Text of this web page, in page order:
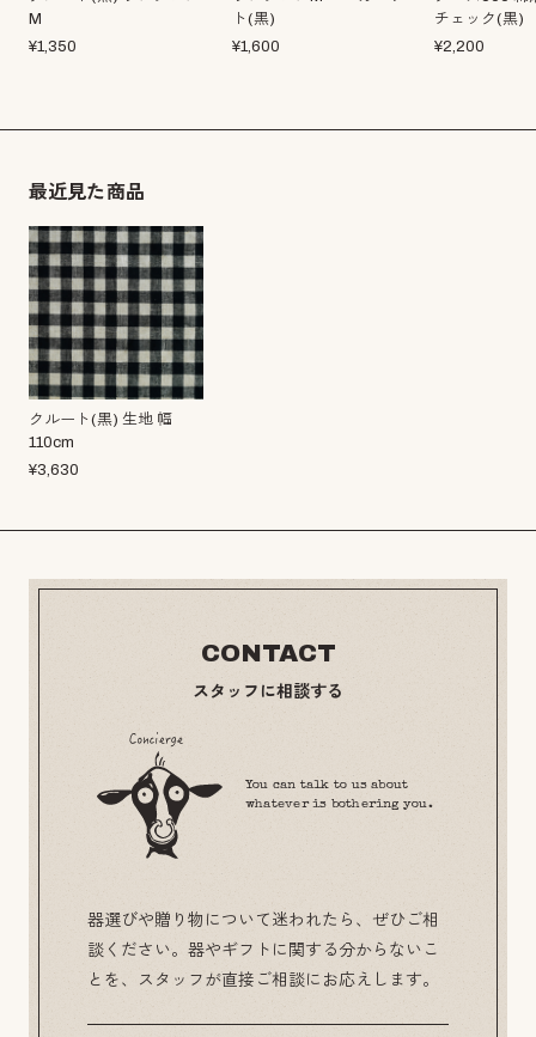
M
¥1,350
ト(黒)
¥1,600
チェック(黒)
¥2,200
最近見た商品
クルート(黒) 生地 幅
110cm
¥3,630
CONTACT
スタッフに相談する
You can talk to us about
whatever is bothering you.
器選びや贈り物について迷われたら、ぜひご相
談ください。器やギフトに関する分からないこ
とを、スタッフが直接ご相談にお応えします。